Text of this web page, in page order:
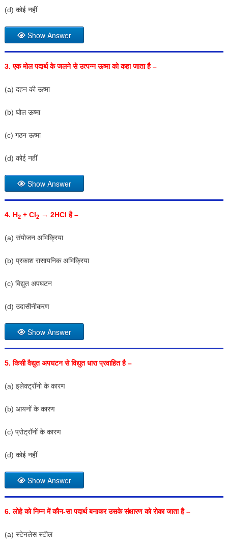
(d) कोई नहीं
Show Answer
3.एक मोल पदार्थ के जलने से उत्पन्न ऊष्मा को कहा जाता है –
(a) दहन की ऊष्मा
(b) घोल ऊष्मा
(c) गठन ऊष्मा
(d) कोई नहीं
Show Answer
4. H2+ Cl2→ 2HCIहै –
(a) संयोजन अभिक्रिया
(b) प्रकाश रासायनिक अभिक्रिया
(c) विद्युत अपघटन
(d) उदासीनीकरण
Show Answer
5.किसी वैद्युत अपघटन से विद्युत धारा प्रवाहित है –
(a) इलेक्ट्रॉनो के कारण
(b) आयनों के कारण
(c) प्रोट्रॉनों के कारण
(d) कोई नहीं
Show Answer
6.लोहे को निम्न में कौन-सा पदार्थ बनाकर उसके संक्षारण को रोका जाता है –
(a) स्टेनलेस स्टील